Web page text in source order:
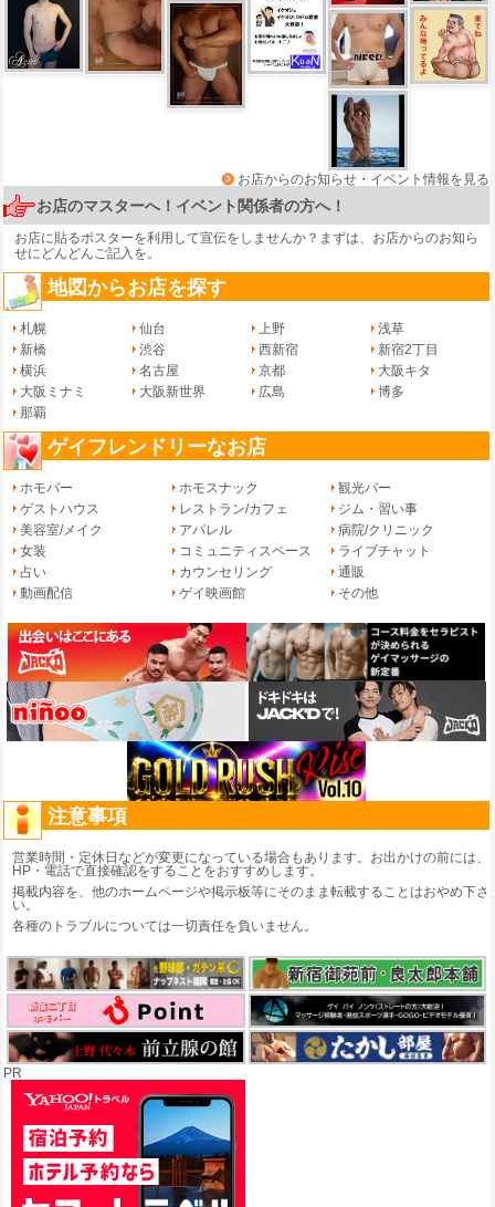
お店からのお知らせ・イベント情報を見る
お店のマスターへ！イベント関係者の方へ！
お店に貼るポスターを利用して宣伝をしませんか？まずは、 お店からのお知ら
せにどんどんご記入を。
地図からお店を探す
札幌 仙台 上野
浅草
新橋
渋谷 西新宿
新宿2丁目
横浜
名古屋 京都
大阪キタ
大阪ミナミ
大阪新世界 広島
博多
那覇
ゲイフレンドリーなお店
ホモバー ホモスナック
観光バー
ゲストハウス
レストラン/カフェ
ジム・習い事
美容室/メイク
アパレル
病院/クリニック
女装
コミュニティスペース
ライブチャット
占い
カウンセリング
通販
動画配信
ゲイ映画館 その他
注意事項
営業時間・定休日などが変更になっている場合もあります。お出かけの前には、
HP・電話で直接確認をすることをおすすめします。
掲載内容を、他のホームページや掲示板等にそのまま転載することはおやめ下さ
い。
各種のトラブルについては一切責任を負いません。
PR